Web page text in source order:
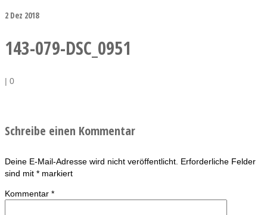
2 Dez 2018
143-079-DSC_0951
| 0
Schreibe einen Kommentar
Deine E-Mail-Adresse wird nicht veröffentlicht. Erforderliche Felder
sind mit * markiert
Kommentar *